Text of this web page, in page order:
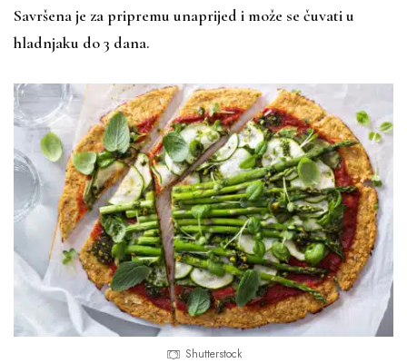
Savršena je za pripremu unaprijed i može se čuvati u
hladnjaku do 3 dana.
Shutterstock